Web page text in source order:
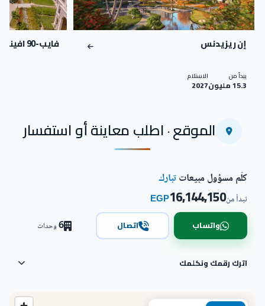
إن ريزيدنس
يبدأ من
15.3 مليون
الاستلام
2027
فايب-90 افينيو
الموقع · اطلب معاينة أو استفسار
كلّم مسؤول مبيعاتتبارك
تبدأ من16,144,150
EGP
واتساب اتصال 6وحدات
اترك رقمك ونكلمك